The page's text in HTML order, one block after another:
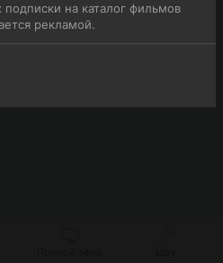
на каталог фильмов
рекламой.